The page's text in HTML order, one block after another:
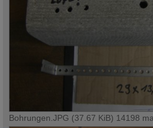
Bohrungen.JPG (37.67 KiB) 14198